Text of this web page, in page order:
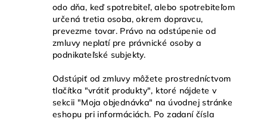
odo dňa, keď spotrebiteľ, alebo spotrebiteľom
určená tretia osoba, okrem dopravcu,
prevezme tovar. Právo na odstúpenie od
zmluvy neplatí pre právnické osoby a
podnikateľské subjekty.
Odstúpiť od zmluvy môžete prostredníctvom
tlačítka "vrátiť produkty", ktoré nájdete v
sekcii "Moja objednávka" na úvodnej stránke
eshopu pri informáciách. Po zadaní čísla